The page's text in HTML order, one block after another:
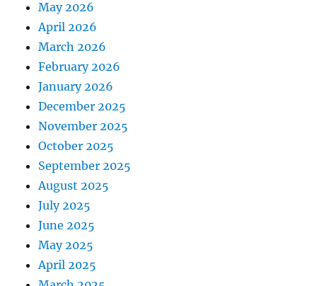
May 2026
April 2026
March 2026
February 2026
January 2026
December 2025
November 2025
October 2025
September 2025
August 2025
July 2025
June 2025
May 2025
April 2025